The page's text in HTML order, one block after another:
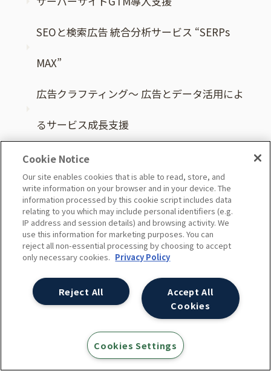
SEOと検索広告 統合分析サービス “SERPs
MAX”
広告クラフティング～ 広告とデータ活用によ
るサービス成長支援
CAPIソリューション
Google マーケティング プラットフォーム
外部サイト
Quick DMP 外部サイト
つぶやきデスク 外部サイト
スタッフ執筆書籍 [PR]
Cookie Notice
Our site enables cookies that is able to read, store, and
write information on your browser and in your device. The
information processed by this cookie script includes data
relating to you which may include personal identifiers (e.g.
IP address and session details) and browsing activity. We
use this information for marketing purposes. You can
reject all non-essential processing by choosing to accept
only necessary cookies. Privacy Policy
Accept All
Cookies
Reject All
Cookies Settings